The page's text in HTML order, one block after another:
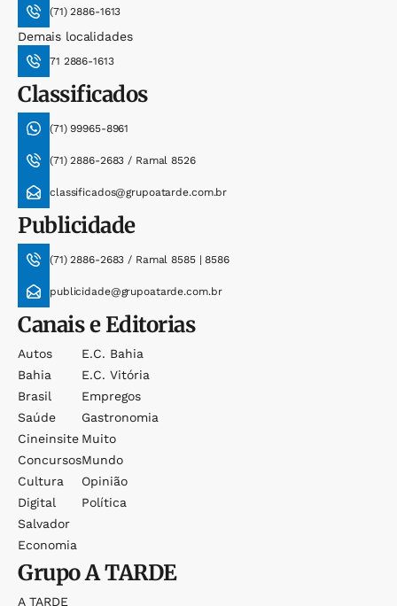
(71) 2886-1613
Demais localidades
71 2886-1613
Classificados
(71) 99965-8961
(71) 2886-2683 / Ramal 8526
classificados@grupoatarde.com.br
Publicidade
(71) 2886-2683 / Ramal 8585 | 8586
publicidade@grupoatarde.com.br
Canais e Editorias
Autos
Bahia
Brasil
Saúde
Cineinsite
Concursos
Cultura
Digital
Salvador
Economia
E.c. Bahia
E.c. Vitória
Empregos
Gastronomia
Muito
Mundo
Opinião
Política
GrupoA TARDE
A TARDE